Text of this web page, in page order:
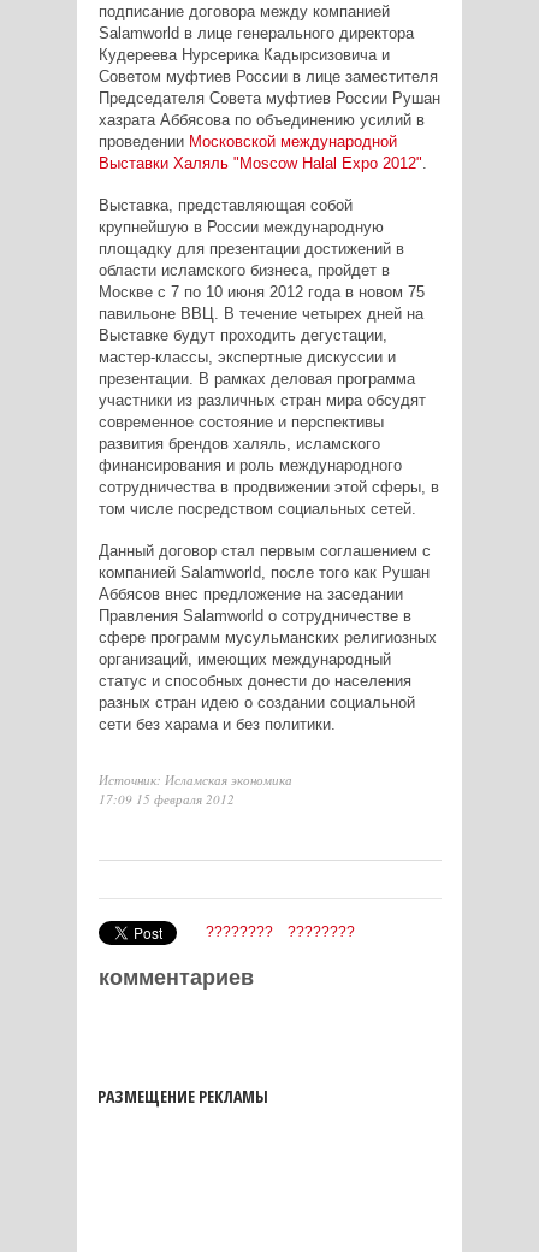
подписание договора между компанией
Salamworld в лице генерального директора
Кудереева Нурсерика Кадырсизовича и
Советом муфтиев России в лице заместителя
Председателя Совета муфтиев России Рушан
хазрата Аббясова по объединению усилий в
проведении Московской международной
Выставки Халяль "Moscow Halal Expo 2012"
Выставка, представляющая собой
крупнейшую в России международную
площадку для презентации достижений в
области исламского бизнеса, пройдет в
Москве с 7 по 10 июня 2012 года в новом 75
павильоне ВВЦ. В течение четырех дней на
Выставке будут проходить дегустации,
мастер-классы, экспертные дискуссии и
презентации. В рамках деловая программа
участники из различных стран мира обсудят
современное состояние и перспективы
развития брендов халяль, исламского
финансирования и роль международного
сотрудничества в продвижении этой сферы, в
том числе посредством социальных сетей.
Данный договор стал первым соглашением с
компанией Salamworld, после того как Рушан
Аббясов внес предложение на заседании
Правления Salamworld о сотрудничестве в
сфере программ мусульманских религиозных
организаций, имеющих международный
статус и способных донести до населения
разных стран идею о создании социальной
сети без харама и без политики.
Источник: Исламская экономика
17:09 15 февраля 2012
???????? ????????
комментариев
РАЗМЕЩЕНИЕ РЕКЛАМЫ